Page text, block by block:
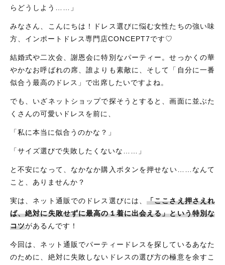
らどうしよう……」
みなさん、こんにちは！ドレス選びに悩む女性たちの強い味
方、インポートドレス専門店CONCEPT7です♡
結婚式や二次会、謝恩会に特別なパーティー。せっかくの華
やかなお呼ばれの席、誰よりも素敵に、そして「自分に一番
似合う最高のドレス」で出席したいですよね。
でも、いざネットショップで探そうとすると、画面に並ぶた
くさんの可愛いドレスを前に、
「私に本当に似合うのかな？」
「サイズ選びで失敗したくないな……」
と不安になって、なかなか購入ボタンを押せない……なんて
こと、ありませんか？
実は、ネット通販でのドレス選びには、「ここさえ押さえれ
ば、絶対に失敗せずに最高の１着に出会える」という特別な
コツがあるんです！
今回は、ネット通販でパーティードレスを探しているあなた
のために、絶対に失敗しないドレスの選び方の極意を余すこ
新着商品
おすすめ商品
セール商品
ランキング
スタイルブック
ショッピングガイド